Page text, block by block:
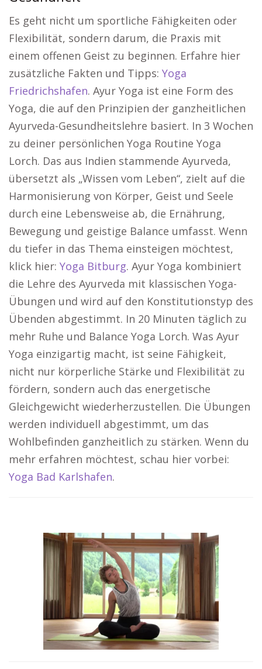
Es geht nicht um sportliche Fähigkeiten oder
Flexibilität, sondern darum, die Praxis mit
einem offenen Geist zu beginnen. Erfahre hier
zusätzliche Fakten und Tipps: Yoga
Friedrichshafen. Ayur Yoga ist eine Form des
Yoga, die auf den Prinzipien der ganzheitlichen
Ayurveda-Gesundheitslehre basiert. In 3 Wochen
zu deiner persönlichen Yoga Routine Yoga
Lorch. Das aus Indien stammende Ayurveda,
übersetzt als „Wissen vom Leben“, zielt auf die
Harmonisierung von Körper, Geist und Seele
durch eine Lebensweise ab, die Ernährung,
Bewegung und geistige Balance umfasst. Wenn
du tiefer in das Thema einsteigen möchtest,
klick hier: Yoga Bitburg. Ayur Yoga kombiniert
die Lehre des Ayurveda mit klassischen Yoga-
Übungen und wird auf den Konstitutionstyp des
Übenden abgestimmt. In 20 Minuten täglich zu
mehr Ruhe und Balance Yoga Lorch. Was Ayur
Yoga einzigartig macht, ist seine Fähigkeit,
nicht nur körperliche Stärke und Flexibilität zu
fördern, sondern auch das energetische
Gleichgewicht wiederherzustellen. Die Übungen
werden individuell abgestimmt, um das
Wohlbefinden ganzheitlich zu stärken. Wenn du
mehr erfahren möchtest, schau hier vorbei:
Yoga Bad Karlshafen.